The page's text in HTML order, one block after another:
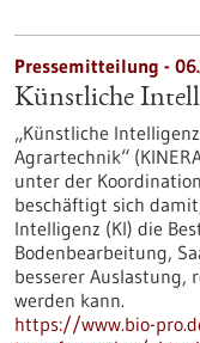
Pressemitteilung -
Künstliche
„Künstliche
Agrartechnik“
unter der
beschäftigt sich
Intelligenz (KI) die
Bodenbearbeitung,
besserer Auslastung,
werden kann.
https://www.bio-